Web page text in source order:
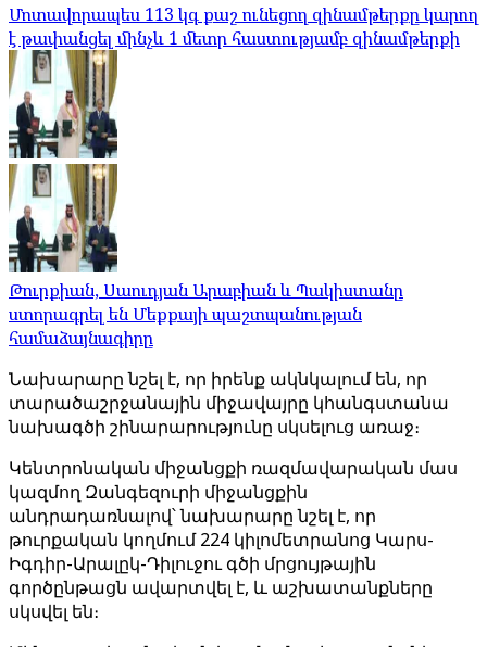
Մոտավորապես 113 կգ քաշ ունեցող զինամթերքը կարող
է թափանցել մինչև 1 մետր հաստությամբ զինամթերքի
Թուրքիան, Սաուդյան Արաբիան և Պակիստանը
ստորագրել են Մեքքայի պաշտպանության
համաձայնագիրը
Նախարարը նշել է, որ իրենք ակնկալում են, որ
տարածաշրջանային միջավայրը կհանգստանա
նախագծի շինարարությունը սկսելուց առաջ։
Կենտրոնական միջանցքի ռազմավարական մաս
կազմող Զանգեզուրի միջանցքին
անդրադառնալով՝ նախարարը նշել է, որ
թուրքական կողմում 224 կիլոմետրանոց Կարս-
Իգդիր-Արալըկ-Դիլուջու գծի մրցույթային
գործընթացն ավարտվել է, և աշխատանքները
սկսվել են։